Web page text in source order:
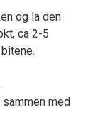
og la den
ca 2-5
med